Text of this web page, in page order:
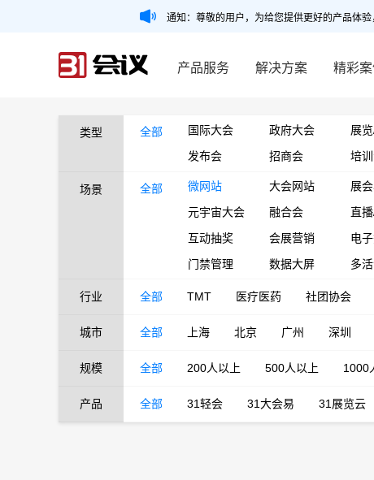
通知：尊敬的用户，为给您提供更好的产品体
产品服务 解决方案 精彩案
类型 全部 国际大会 政府大会 展
发布会
招商会 培
场景 全部 微网站 大会网站 展
元宇宙大会
融合会 直
互动抽奖
会展营销 电
门禁管理
数据大屏 多
行业 全部 TMT 医疗医药 社团协会
城市 全部 上海 北京 广州 深圳
规模 全部 200人以上 500人以上 1000
产品 全部 31轻会 31大会易 31展览云